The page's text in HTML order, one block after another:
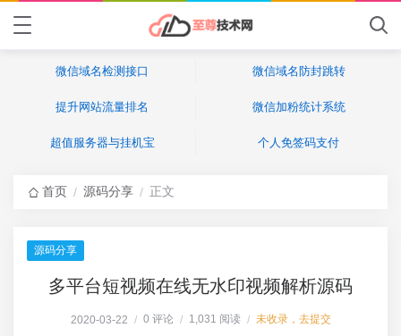
微信域名检测接口 微信域名防封跳转
提升网站流量排名 微信加粉统计系统
超值服务器与挂机宝 个人免签码支付
首页 / 源码分享 / 正文
源码分享
多平台短视频在线无水印视频解析源码
2020-03-22 / 0 评论 / 1,031 阅读 / 未收录，去提交